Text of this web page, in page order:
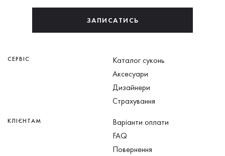
ЗАПИСАТИСЬ
СЕРВІС
Каталог суконь
Аксесуари
Дизайнери
Страхування
КЛІЄНТАМ
Варіанти оплати
FAQ
Повернення